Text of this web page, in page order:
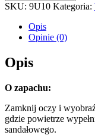
SKU: 9U10 Kategoria:
Opis
Opinie (0)
Opis
O zapachu:
Zamknij oczy i
gdzie powietrze
sandałowego.